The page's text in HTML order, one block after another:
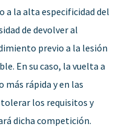
a la alta especificidad del
de devolver al
previo a la lesión
En su caso, la vuelta a
más rápida y en las
los requisitos y
dicha competición.